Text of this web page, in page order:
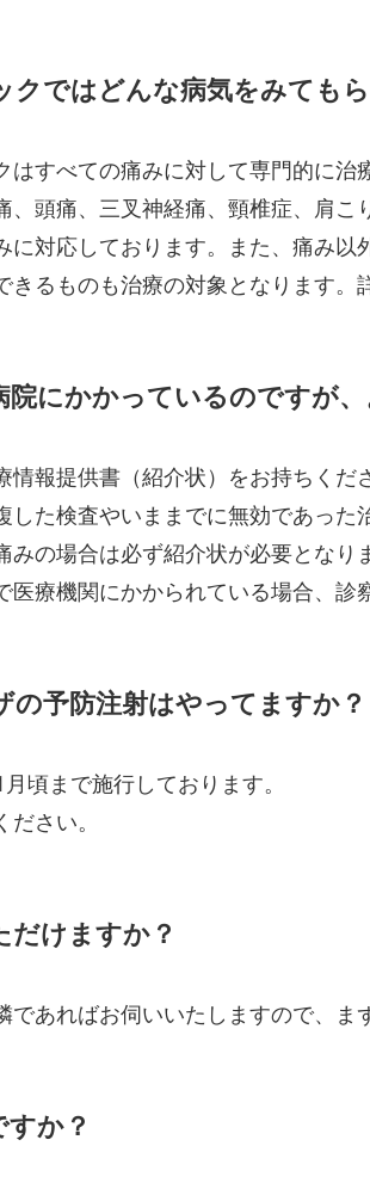
クではどんな病気をみても
はすべての痛みに対して専門的に治
、頭痛、三叉神経痛、頸椎症、肩
に対応しております。また、痛み
るものも治療の対象となります。
院にかかっているのですが
情報提供書（紹介状）をお持ちく
した検査やいままでに無効であった
みの場合は必ず紹介状が必要となり
医療機関にかかられている場合、診
の予防注射はやってますか？
頃まで施行しております。
さい。
けますか？
であればお伺いいたしますので、ま
か？